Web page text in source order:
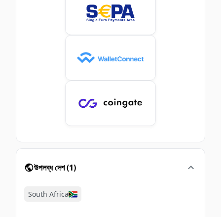
উপলব্ধ দেশ(1)
South Africa